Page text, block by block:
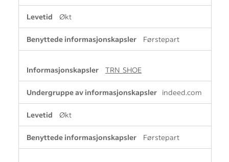
Økt
Førstepart
TRN_SHOE
indeed.com
Økt
Førstepart